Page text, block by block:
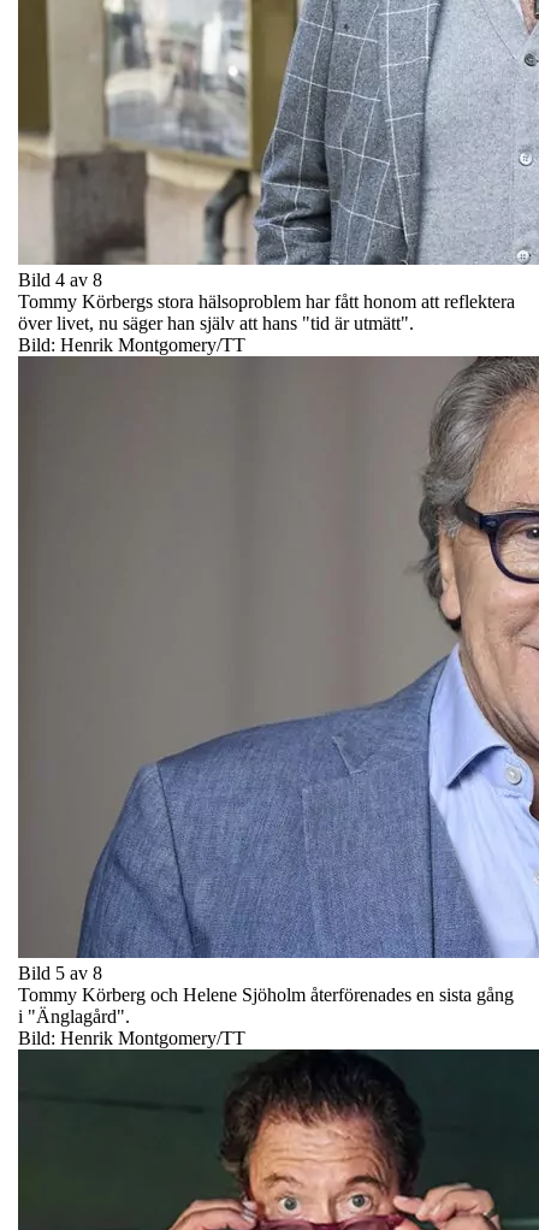
Bild 4 av 8
Tommy Körbergs stora hälsoproblem har fått honom att reflektera
över livet, nu säger han själv att hans "tid är utmätt".
Bild: Henrik Montgomery/TT
Bild 5 av 8
Tommy Körberg och Helene Sjöholm återförenades en sista gång
i "Änglagård".
Bild: Henrik Montgomery/TT